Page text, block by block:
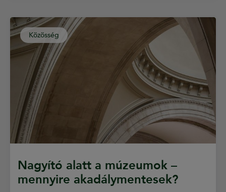
Közösség
Nagyító alatt a múzeumok –
mennyire akadálymentesek?